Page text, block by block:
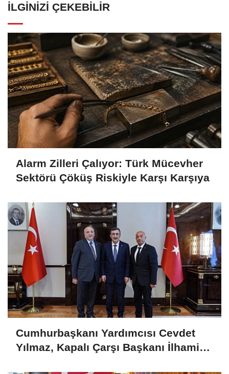
İLGINIZI ÇEKEBILIR
Alarm Zilleri Çalıyor: Türk Mücevher
Sektörü Çöküş Riskiyle Karşı Karşıya
Cumhurbaşkanı Yardımcısı Cevdet
Yılmaz, Kapalı Çarşı Başkanı İlhami